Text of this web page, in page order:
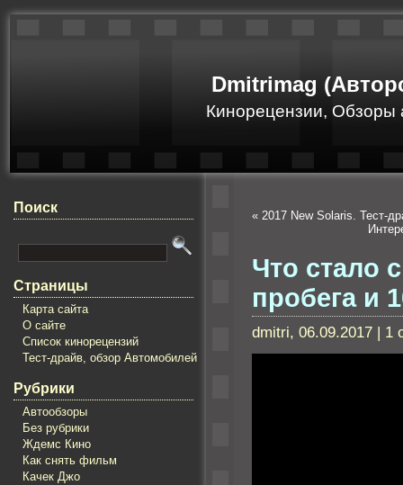
Dmitrimag
Кинорецензии, Обзоры
Поиск
Страницы
Карта сайта
О сайте
Список кинорецензий
Тест-драйв, обзор Автомобилей
Рубрики
Автообзоры
Без рубрики
Ждемс Кино
Как снять фильм
Качек Джо
« 2017 New Solaris. Тест-
Что стало
пробега и
dmitri, 06.09.2017 | 1